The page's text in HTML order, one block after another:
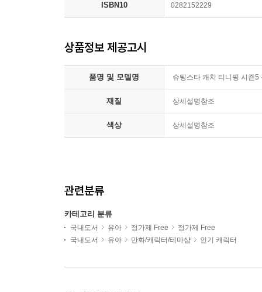
ISBN10 0282152229
상품정보 제공고시
품명 및 모델명 슈팅스타 캐치 티니핑 시즌5
재질 상세설명참조
색상 상세설명참조
관련분류
카테고리 분류
국내도서 유아 정가제 Free
정가제 Free
국내도서
유아 만화/캐릭터/테마샵 인기 캐릭터